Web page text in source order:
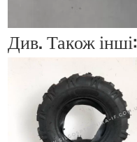
Див. Також інші: